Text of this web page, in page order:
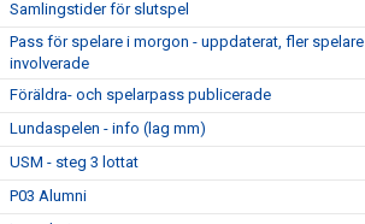
Samlingstider för slutspel
Pass för spelare i morgon - uppdaterat, fler spelare
involverade
Föräldra- och spelarpass publicerade
Lundaspelen - info (lag mm)
USM - steg 3 lottat
P03 Alumni